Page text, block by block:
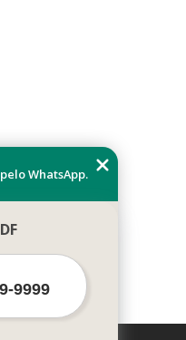
WhatsApp.